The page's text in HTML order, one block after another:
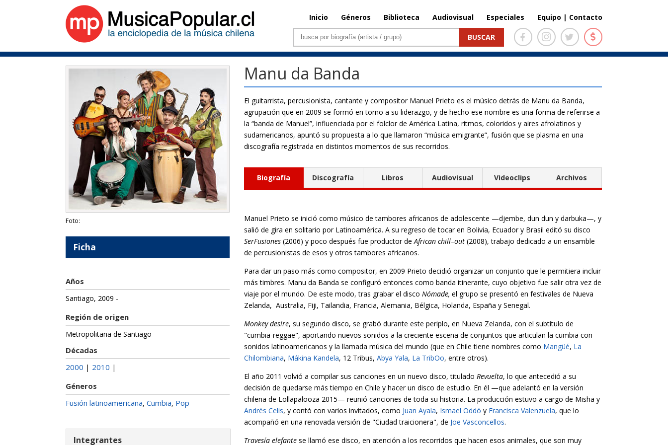
Inicio Géneros Biblioteca Audiovisual Especiales Equipo | Contacto
Foto:
Ficha
Años
Santiago, 2009 -
Región de origen
Metropolitana de Santiago
Décadas
2000 | 2010 |
Géneros
Fusión latinoamericana, Cumbia, Pop
Integrantes
Manu da Banda
El guitarrista, percusionista, cantante y compositor Manuel Prieto es el músico detrás de Manu da Banda,
agrupación que en 2009 se formó en torno a su liderazgo, y de hecho ese nombre es una forma de referirse a
la “banda de Manuel”, influenciada por el folclor de América Latina, ritmos, coloridos y aires afrolatinos y
sudamericanos, apuntó su propuesta a lo que llamaron “música emigrante”, fusión que se plasma en una
discografía registrada en distintos momentos de sus recorridos.
Biografía Discografía Libros Audiovisual Videoclips Archivos
Manuel Prieto se inició como músico de tambores africanos de adolescente —djembe, dun dun y darbuka—, y
salió de gira en solitario por Latinoamérica. A su regreso de tocar en Bolivia, Ecuador y Brasil editó su disco
SerFusiones (2006) y poco después fue productor deAfrican chill–out (2008), trabajo dedicado a un ensamble
de percusionistas de esos y otros tambores africanos.
Para dar un paso más como compositor, en 2009 Prieto decidió organizar un conjunto que le permitiera incluir
más timbres. Manu da Banda se configuró entonces como banda itinerante, cuyo objetivo fue salir otra vez de
viaje por el mundo. De este modo, tras grabar el disco Nómade, el grupo se presentó en festivales de Nueva
Zelanda, Australia, Fiji, Tailandia, Francia, Alemania, Bélgica, Holanda, España y Senegal.
Monkey desire, su segundo disco, se grabó durante este periplo, en Nueva Zelanda, con el subtítulo de
"cumbia-reggae", aportando nuevos sonidos a la creciente escena de conjuntos que articulan la cumbia con
sonidos latinoamericanos y la llamada música del mundo (que en Chile tiene nombres como Mangüé, La
Chilombiana, Mákina Kandela, 12 Tribus, Abya Yala, La TribOo, entre otros).
El año 2011 volvió a compilar sus canciones en un nuevo disco, titulado Revuelta, lo que antecedió a su
decisión de quedarse más tiempo en Chile y hacer un disco de estudio. En él —que adelantó en la versión
chilena de Lollapalooza 2015— reunió canciones de toda su historia. La producción estuvo a cargo de Misha y
Andrés Celis, y contó con varios invitados, como Juan Ayala, Ismael Oddó y Francisca Valenzuela, que lo
acompañó en una renovada versión de "Ciudad traicionera", de Joe Vasconcellos.
Travesía elefante se llamó ese disco, en atención a los recorridos que hacen esos animales, que son muy